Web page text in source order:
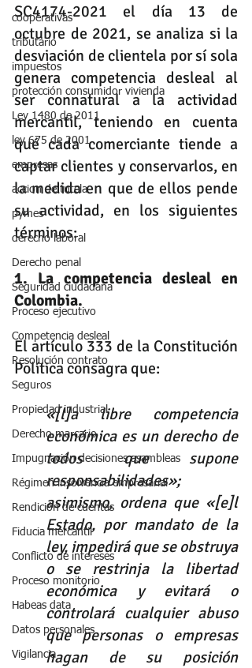
cooperativas
tributario
impuestos
protección consumidor vivienda
Ley 1480 de 2011
ley 675 de 2001
empresas
accion de tutela
pymes
derecho laboral
Derecho penal
Seguridad ciudadana
Proceso ejecutivo
Competencia desleal
Resolución contrato
Seguros
Propiedad industrial
Derecho marcario
Impugnación decisiones asambleas
Régimen insolvencia empresarial
Rendición de cuentas
Fiducia mercantil
Conflicto de intereses
Proceso monitorio
Habeas data
Datos personales
Vigilancia
SC4174-2021 el día 13 de
octubre de 2021, se analiza si la
desviación de clientela por sí sola
genera competencia desleal al
ser connatural a la actividad
mercantil, teniendo en cuenta
qué cada comerciante tiende a
captar clientes y conservarlos, en
la medida en que de ellos pende
su actividad, en los siguientes
términos:
1. La competencia desleal en
Colombia.
El artículo 333 de la Constitución
Política consagra que:
«[l]a libre competencia
económica es un derecho de
todos que supone
responsabilidades»;
asimismo, ordena que «[e]l
Estado, por mandato de la
ley, impedirá que se obstruya
o se restrinja la libertad
económica y evitará o
controlará cualquier abuso
que personas o empresas
hagan de su posición